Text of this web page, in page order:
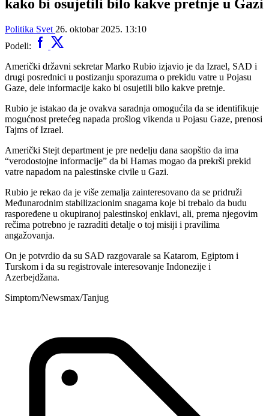
kako bi osujetili bilo kakve pretnje u Gazi
Politika Svet 26. oktobar 2025. 13:10
Podeli:
Američki državni sekretar Marko Rubio izjavio je da Izrael, SAD i
drugi posrednici u postizanju sporazuma o prekidu vatre u Pojasu
Gaze, dele informacije kako bi osujetili bilo kakve pretnje.
Rubio je istakao da je ovakva saradnja omogućila da se identifikuje
mogućnost pretećeg napada prošlog vikenda u Pojasu Gaze, prenosi
Tajms of Izrael.
Američki Stejt department je pre nedelju dana saopštio da ima
“verodostojne informacije” da bi Hamas mogao da prekrši prekid
vatre napadom na palestinske civile u Gazi.
Rubio je rekao da je više zemalja zainteresovano da se pridruži
Međunarodnim stabilizacionim snagama koje bi trebalo da budu
raspoređene u okupiranoj palestinskoj enklavi, ali, prema njegovim
rečima potrebno je razraditi detalje o toj misiji i pravilima
angažovanja.
On je potvrdio da su SAD razgovarale sa Katarom, Egiptom i
Turskom i da su registrovale interesovanje Indonezije i
Azerbejdžana.
Simptom/Newsmax/Tanjug